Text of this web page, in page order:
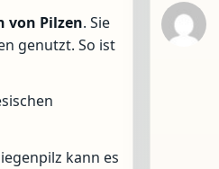
von Pilzen. Sie
genutzt. So ist
kann es